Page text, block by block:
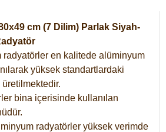
cm (7 Dilim) Parlak Siyah-
radyatörler en kalitede alüminyum
yüksek standartlardaki
bina içerisinde kullanılan
radyatörler yüksek verimde